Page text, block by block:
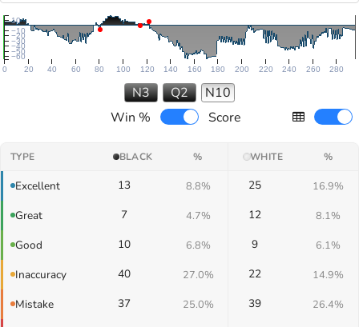
0 20 40 60 80 100 120 140 160 180 200 220 240 260 280
−60
−50
−40
−30
−20
−10
10
N3 Q2
N10
Win %
Score
TYPE BLACK % WHITE %
Excellent 13 8.8% 25 16.9%
Great 7 4.7% 12 8.1%
Good 10 6.8% 9 6.1%
Inaccuracy 40 27.0% 22 14.9%
Mistake 37 25.0% 39 26.4%